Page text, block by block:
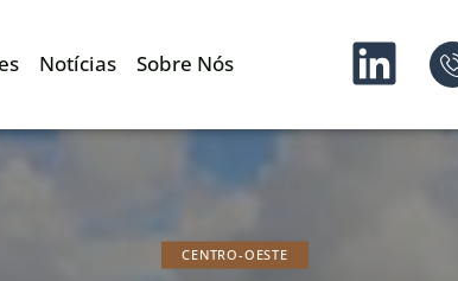
Notícias Sobre Nós
CENTRO-OESTE